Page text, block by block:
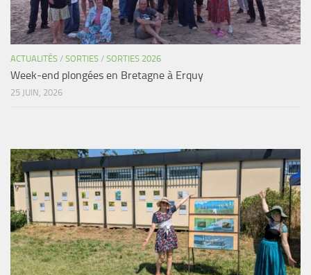
ACTUALITÉS / SORTIES / SORTIES 2026
Week-end plongées en Bretagne à Erquy
25 JUIN, 2026